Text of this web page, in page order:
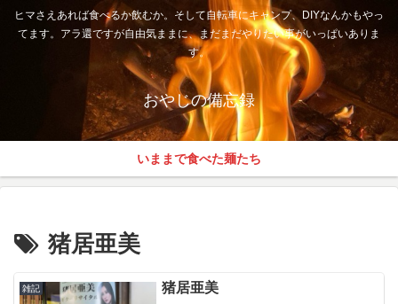
ヒマさえあれば食べるか飲むか。そして自転車にキャンプ、DIYなんかもやっ
てます。アラ還ですが自由気ままに、まだまだやりたい事がいっぱいありま
す。
おやじの備忘録
いままで食べた麺たち
猪居亜美
雑記 猪居亜美